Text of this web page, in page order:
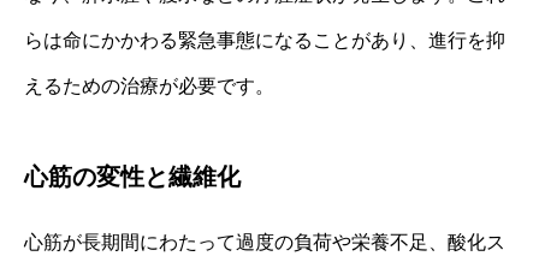
らは命にかかわる緊急事態になることがあり、進行を抑
えるための治療が必要です。
心筋の変性と繊維化
心筋が長期間にわたって過度の負荷や栄養不足、酸化ス